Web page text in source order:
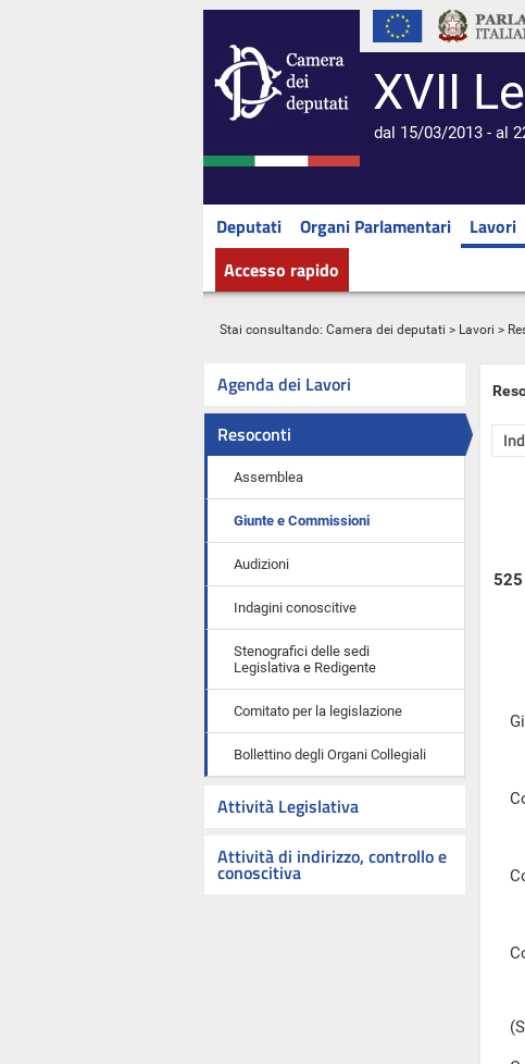
XVII
dal 15/03/2013 - al
Deputati Organi Parlamentari Lavori
Accesso rapido
Stai consultando: Camera dei deputati > Lavori >
Agenda dei Lavori
Resoconti
Assemblea
Giunte e Commissioni
Audizioni
Indagini conoscitive
Stenografici delle sedi
Legislativa e Redigente
Comitato per la legislazione
Bollettino degli Organi Collegiali
Attività Legislativa
Attività di indirizzo, controllo e
conoscitiva
525